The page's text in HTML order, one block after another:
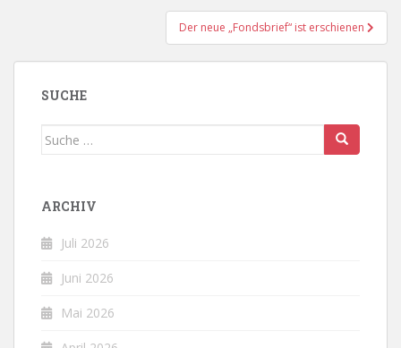
Der neue „Fondsbrief“ ist erschienen
SUCHE
Suche
ARCHIV
Juli 2026
Juni 2026
Mai 2026